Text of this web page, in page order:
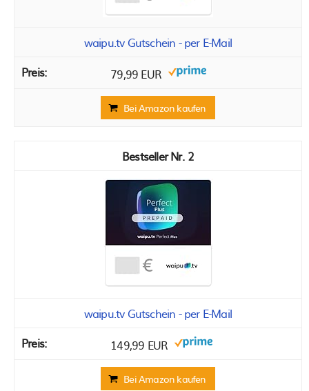
waipu.tv Gutschein - per E-Mail
79,99 EUR
Bei Amazon kaufen
2
waipu.tv Gutschein - per E-Mail
149,99 EUR
Bei Amazon kaufen